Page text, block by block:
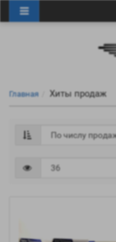
Главная Хиты продаж